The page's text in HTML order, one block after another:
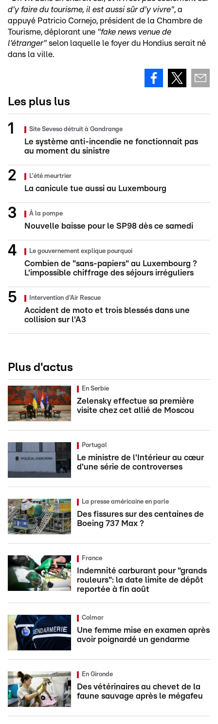
d'y faire du tourisme, il est aussi sûr d'y vivre", a
appuyé Patricio Cornejo, président de la Chambre de
Tourisme, déplorant une "fake news venue de
l'étranger" selon laquelle le foyer du Hondius serait né
dans la ville.
Les plus lus
Site Seveso détruit à Gandrange
Le système anti-incendie ne fonctionnait pas
au moment du sinistre
L'été meurtrier
La canicule tue aussi au Luxembourg
À la pompe
Nouvelle baisse pour le SP98 dès ce samedi
Le gouvernement explique pourquoi
Combien de "sans-papiers" au Luxembourg ?
L'impossible chiffrage des séjours irréguliers
Intervention d'Air Rescue
Accident de moto et trois blessés dans une
collision sur l'A3
Plus d'actus
En Serbie
Zelensky effectue sa première
visite chez cet allié de Moscou
Portugal
Le ministre de l'Intérieur au cœur
d'une série de controverses
La presse américaine en parle
Des fissures sur des centaines de
Boeing 737 Max ?
France
Indemnité carburant pour "grands
rouleurs": la date limite de dépôt
reportée à fin août
Colmar
Une femme mise en examen après
avoir poignardé un gendarme
En Gironde
Des vétérinaires au chevet de la
faune sauvage après le mégafeu